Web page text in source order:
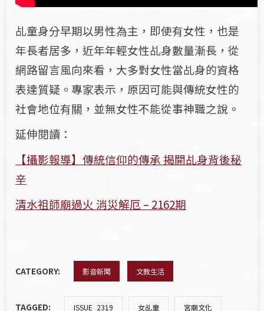
乩童身分早期以男性為主，即使有女性，也是
年長者居多，近年年輕女性乩身數量漸長，從
網路留言風向來看，大多對女性當乩身的資格
表達質疑。專家表示，原因可能與傳統女性的
社會地位有關，並無女性不能從事神職之說。
延伸閱讀：
【攝影報導】傳統信仰的傳承 揭開乩身背後秘
辛
清水祖師廟過火 消災解厄 – 2162期
CATEGORY: 影音新聞 文教生活
TAGGED: ISSUE_2319 女乩童 宮廟文化